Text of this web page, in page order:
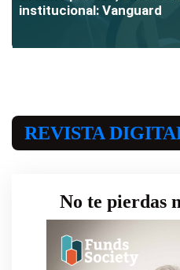
institucional: Vanguard
REVISTA
No te pierdas